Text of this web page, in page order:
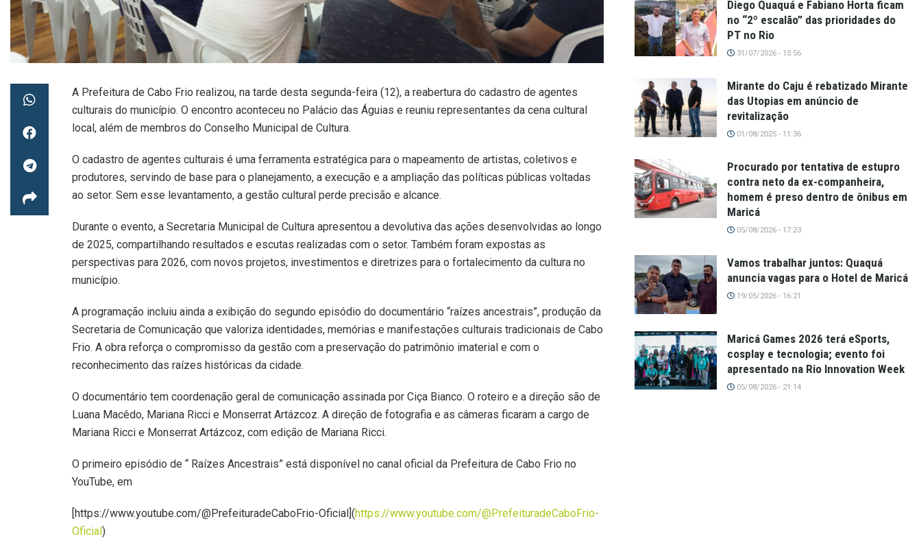
A Prefeitura de Cabo Frio realizou, na tarde desta segunda-feira (12), a reabertura do cadastro de agentes
culturais do município. O encontro aconteceu no Palácio das Águias e reuniu representantes da cena cultural
local, além de membros do Conselho Municipal de Cultura.
O cadastro de agentes culturais é uma ferramenta estratégica para o mapeamento de artistas, coletivos e
produtores, servindo de base para o planejamento, a execução e a ampliação das políticas públicas voltadas
ao setor. Sem esse levantamento, a gestão cultural perde precisão e alcance.
Durante o evento, a Secretaria Municipal de Cultura apresentou a devolutiva das ações desenvolvidas ao longo
de 2025, compartilhando resultados e escutas realizadas com o setor. Também foram expostas as
perspectivas para 2026, com novos projetos, investimentos e diretrizes para o fortalecimento da cultura no
município.
A programação incluiu ainda a exibição do segundo episódio do documentário “raízes ancestrais”, produção da
Secretaria de Comunicação que valoriza identidades, memórias e manifestações culturais tradicionais de Cabo
Frio. A obra reforça o compromisso da gestão com a preservação do patrimônio imaterial e com o
reconhecimento das raízes históricas da cidade.
O documentário tem coordenação geral de comunicação assinada por Ciça Bianco. O roteiro e a direção são de
Luana Macêdo, Mariana Ricci e Monserrat Artázcoz. A direção de fotografia e as câmeras ficaram a cargo de
Mariana Ricci e Monserrat Artázcoz, com edição de Mariana Ricci.
O primeiro episódio de “ Raízes Ancestrais” está disponível no canal oficial da Prefeitura de Cabo Frio no
YouTube, em
[https://www.youtube.com/@PrefeituradeCaboFrio-Oficial](https://www.youtube.com/@PrefeituradeCaboFrio-
Oficial)
Diego Quaquá e Fabiano Horta ficam
no “2º escalão” das prioridades do
PT no Rio
31/07/2026 - 15:56
Mirante do Caju é rebatizado Mirante
das Utopias em anúncio de
revitalização
01/08/2025 - 11:36
Procurado por tentativa de estupro
contra neto da ex-companheira,
homem é preso dentro de ônibus em
Maricá
05/08/2026 - 17:23
Vamos trabalhar juntos: Quaquá
anuncia vagas para o Hotel de Maricá
19/05/2026 - 16:21
Maricá Games 2026 terá eSports,
cosplay e tecnologia; evento foi
apresentado na Rio Innovation Week
05/08/2026 - 21:14